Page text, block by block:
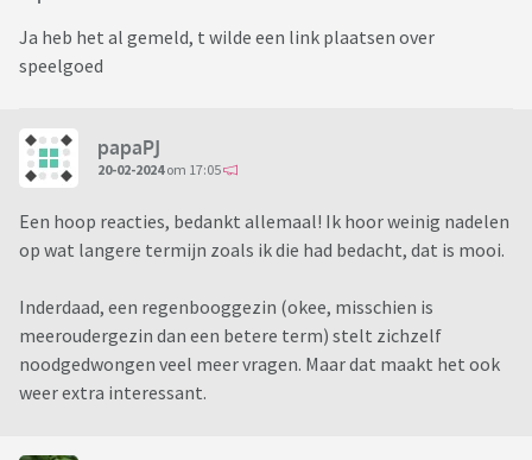
Ja heb het al gemeld, t wilde een link plaatsen over
speelgoed
papaPJ
20-02-2024om 17:05
Een hoop reacties, bedankt allemaal! Ik hoor weinig nadelen
op wat langere termijn zoals ik die had bedacht, dat is mooi.
Inderdaad, een regenbooggezin (okee, misschien is
meeroudergezin dan een betere term) stelt zichzelf
noodgedwongen veel meer vragen. Maar dat maakt het ook
weer extra interessant.